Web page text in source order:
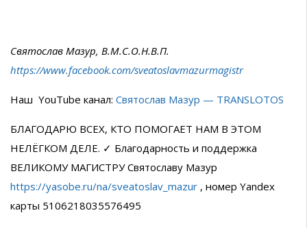
Святослав Мазур, В.М.С.О.Н.В.П.
https://www.facebook.com/sveatoslavmazurmagistr
Наш YouTube канал: Святослав Мазур — TRANSLOTOS
БЛАГОДАРЮ ВСЕХ, КТО ПОМОГАЕТ НАМ В ЭТОМ
НЕЛЁГКОМ ДЕЛЕ. ✓ Благодарность и поддержка
ВЕЛИКОМУ МАГИСТРУ Святославу Мазур
https://yasobe.ru/na/sveatoslav_mazur , номер Yandex
карты 5106218035576495